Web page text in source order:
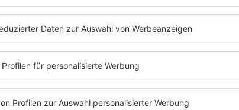
weiterhin zu feiern – die Party und vor allem die
schließlich nicht nur um Mode, sondern auch um
Instagram geteilt, dass er nur noch auf einem Auge
bessern würde. Jetzt ist bekannt, dass die Sehkraft
Ich kann weder etwas lesen noch etwas sehen“, erklärte
Augeninfektion während eines Urlaubs in